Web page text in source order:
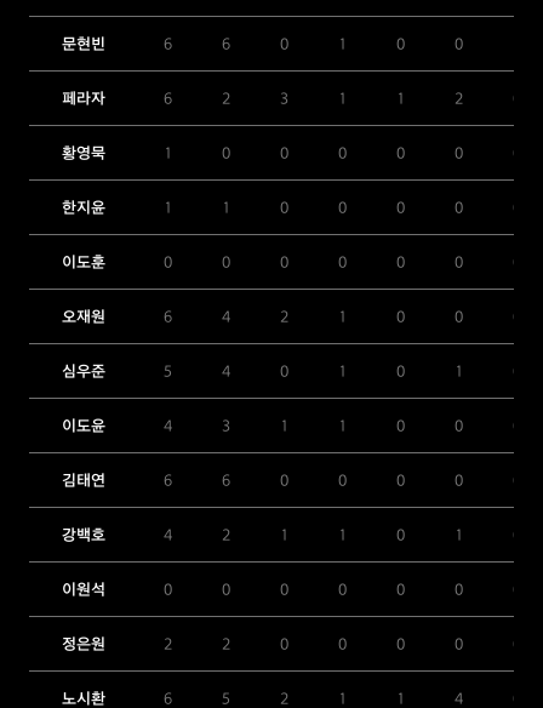
문현빈 6 6 0 1 0 0
페라자 6 2 3 1 1 2 0
황영묵 1 0 0 0 0 0 0
한지윤 1 1 0 0 0 0 0
이도훈 0 0 0 0 0 0 0
오재원 6 4 2 1 0 0 0
심우준 5 4 0 1 0 1 0
이도윤 4 3 1 1 0 0 0
김태연 6 6 0 0 0 0 0
강백호 4 2 1 1 0 1 0
이원석 0 0 0 0 0 0 0
정은원 2 2 0 0 0 0 0
노시환 6 5 2 1 1 4 0